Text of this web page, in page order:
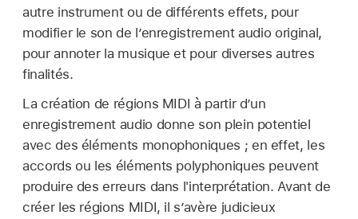
autre instrument ou de différents effets, pour
modifier le son de l’enregistrement audio original,
pour annoter la musique et pour diverses autres
finalités.
La création de régions MIDI à partir d’un
enregistrement audio donne son plein potentiel
avec des éléments monophoniques ; en effet, les
accords ou les éléments polyphoniques peuvent
produire des erreurs dans l'interprétation. Avant de
créer les régions MIDI, il s’avère judicieux